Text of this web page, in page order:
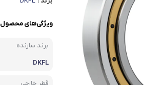
بلبرینگ شعاعی
بلبرینگ شعاعی ( UC )
بلبرینگ شعاعی کروی ( قل قلی )
ویژگی‌های محصول
برند سازنده
DKFL
قطر خارجی